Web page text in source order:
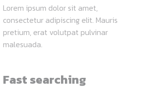
Lorem ipsum dolor sit amet,
consectetur adipiscing elit. Mauris
pretium, erat volutpat pulvinar
malesuada.
Fast searching